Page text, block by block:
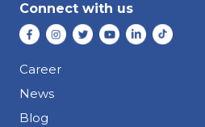
Connect with us
Career
News
Blog